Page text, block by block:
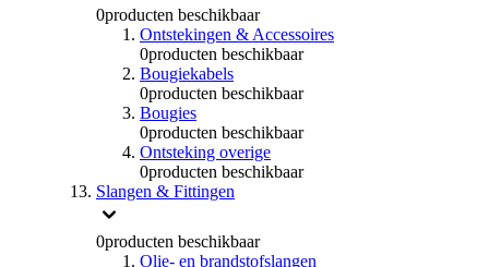
0producten beschikbaar
Ontstekingen & Accessoires
0producten beschikbaar
Bougiekabels
0producten beschikbaar
Bougies
0producten beschikbaar
Ontsteking overige
0producten beschikbaar
Slangen & Fittingen
0producten beschikbaar
Olie- en brandstofslangen